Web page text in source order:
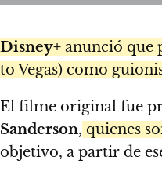
Disney+ anunció que
to Vegas) como
El filme original fue
Sanderson, quienes
objetivo, a partir de